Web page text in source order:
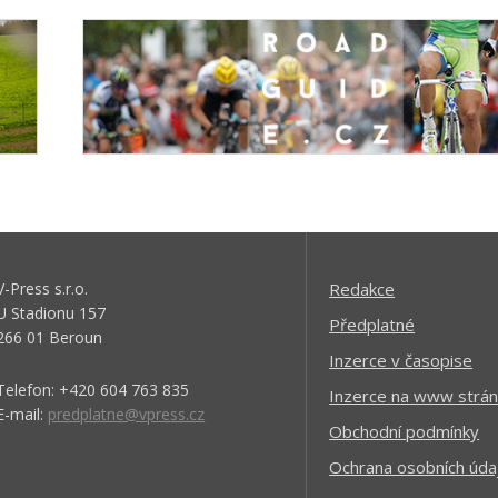
Press s.r.o.
Stadionu 157
01 Beroun
+420 604 763 835
mail: predplatne@vpress.cz
Redakce
Předplatné
Inzerce v časopise
Inzerce na www
Obchodní podmínky
Ochrana osobních